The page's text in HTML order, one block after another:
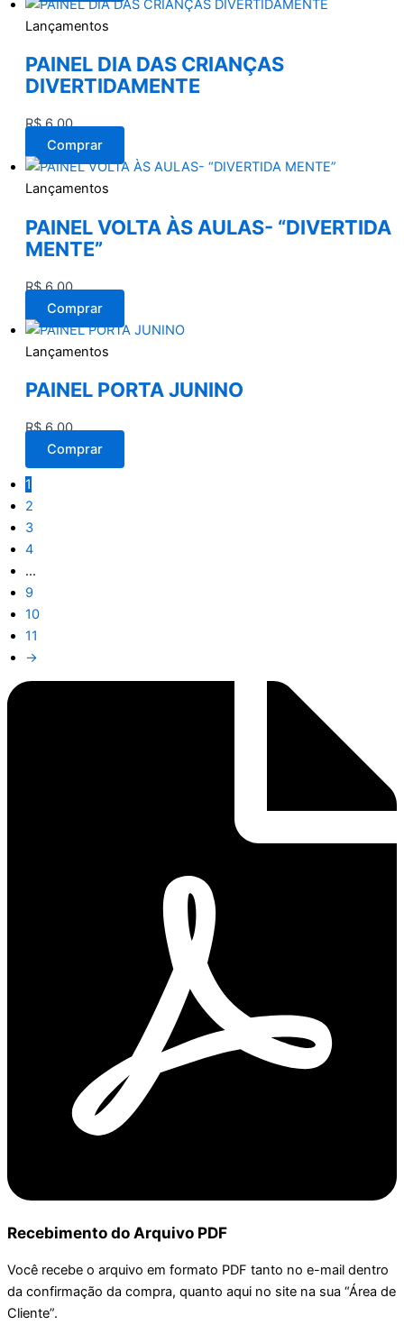
Lançamentos
PAINEL DIA DAS CRIANÇAS
DIVERTIDAMENTE
R$6,00
Comprar
Lançamentos
PAINEL VOLTA ÀS AULAS- “DIVERTIDA
MENTE”
R$6,00
Comprar
Lançamentos
PAINEL PORTA JUNINO
R$6,00
Comprar
1
2
3
4
…
9
10
11
→
Recebimento do Arquivo PDF
Você recebe o arquivo em formato PDF tanto no e-mail dentro
da confirmação da compra, quanto aqui no site na sua “Área de
Cliente”.